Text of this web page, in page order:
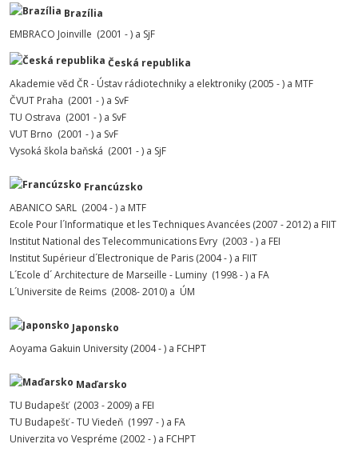
Brazília
EMBRACO Joinville (2001 - ) a SjF
Česká republika
Akademie věd ČR - Ústav rádiotechniky a elektroniky (2005 - ) a MTF
ČVUT Praha (2001 - ) a SvF
TU Ostrava (2001 - ) a SvF
VUT Brno (2001 - ) a SvF
Vysoká škola baňská (2001 - ) a SjF
Francúzsko
ABANICO SARL (2004 - ) a MTF
Ecole Pour l´Informatique et les Techniques Avancées (2007 - 2012) a FIIT
Institut National des Telecommunications Evry (2003 - ) a FEI
Institut Supérieur d´Electronique de Paris (2004 - ) a FIIT
L´Ecole d´ Architecture de Marseille - Luminy (1998 - ) a FA
L´Universite de Reims (2008- 2010) a ÚM
Japonsko
Aoyama Gakuin University (2004 - ) a FCHPT
Maďarsko
TU Budapešť (2003 - 2009) a FEI
TU Budapešť - TU Viedeň (1997 - ) a FA
Univerzita vo Vespréme (2002 - ) a FCHPT